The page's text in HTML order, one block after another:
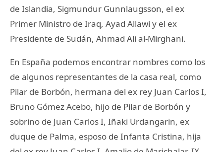
de Islandia, Sigmundur Gunnlaugsson, el ex
Primer Ministro de Iraq, Ayad Allawi y el ex
Presidente de Sudán, Ahmad Ali al-Mirghani.
En España podemos encontrar nombres como los
de algunos representantes de la casa real, como
Pilar de Borbón, hermana del ex rey Juan Carlos I,
Bruno Gómez Acebo, hijo de Pilar de Borbón y
sobrino de Juan Carlos I, Iñaki Urdangarin, ex
duque de Palma, esposo de Infanta Cristina, hija